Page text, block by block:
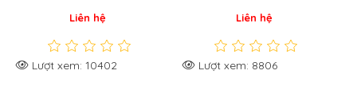
Liên hệ
Lượt xem: 10402
Liên hệ
Lượt xem: 8806